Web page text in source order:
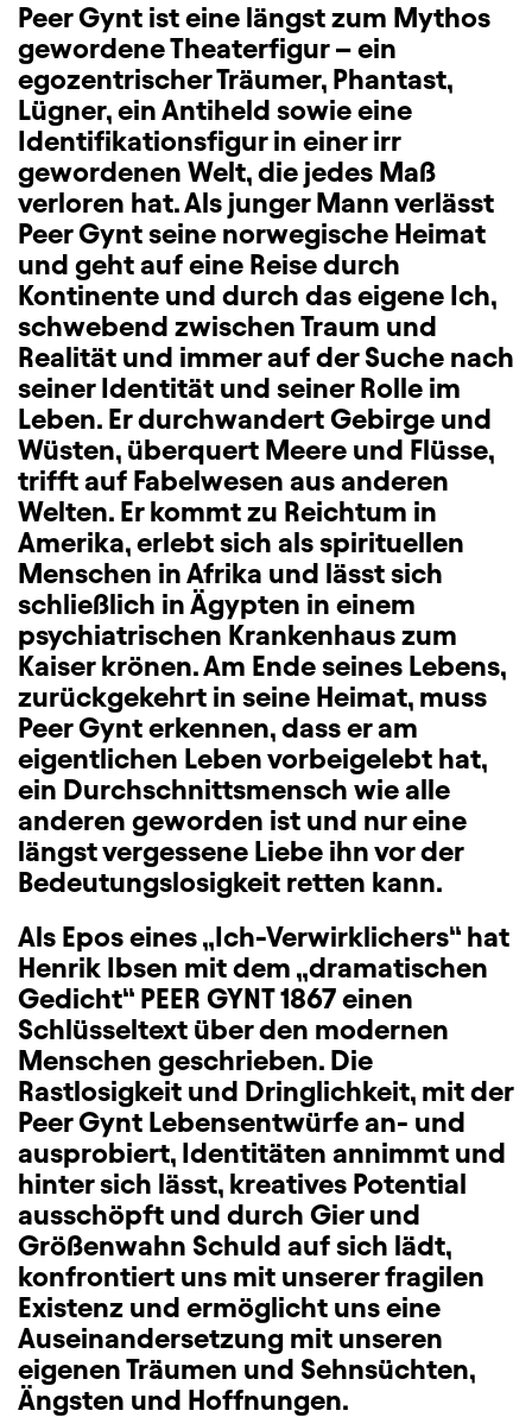
Peer Gynt ist eine längst zum Mythos
gewordene Theaterfigur – ein
egozentrischer Träumer, Phantast,
Lügner, ein Antiheld sowie eine
Identifikationsfigur in einer irr
gewordenen Welt, die jedes Maß
verloren hat. Als junger Mann verlässt
Peer Gynt seine norwegische Heimat
und geht auf eine Reise durch
Kontinente und durch das eigene Ich,
schwebend zwischen Traum und
Realität und immer auf der Suche nach
seiner Identität und seiner Rolle im
Leben. Er durchwandert Gebirge und
Wüsten, überquert Meere und Flüsse,
trifft auf Fabelwesen aus anderen
Welten. Er kommt zu Reichtum in
Amerika, erlebt sich als spirituellen
Menschen in Afrika und lässt sich
schließlich in Ägypten in einem
psychiatrischen Krankenhaus zum
Kaiser krönen. Am Ende seines Lebens,
zurückgekehrt in seine Heimat, muss
Peer Gynt erkennen, dass er am
eigentlichen Leben vorbeigelebt hat,
ein Durchschnittsmensch wie alle
anderen geworden ist und nur eine
längst vergessene Liebe ihn vor der
Bedeutungslosigkeit retten kann.
Als Epos eines „Ich-Verwirklichers“ hat
Henrik Ibsen mit dem „dramatischen
Gedicht“ PEER GYNT 1867 einen
Schlüsseltext über den modernen
Menschen geschrieben. Die
Rastlosigkeit und Dringlichkeit, mit der
Peer Gynt Lebensentwürfe an- und
ausprobiert, Identitäten annimmt und
hinter sich lässt, kreatives Potential
ausschöpft und durch Gier und
Größenwahn Schuld auf sich lädt,
konfrontiert uns mit unserer fragilen
Existenz und ermöglicht uns eine
Auseinandersetzung mit unseren
eigenen Träumen und Sehnsüchten,
Ängsten und Hoffnungen.